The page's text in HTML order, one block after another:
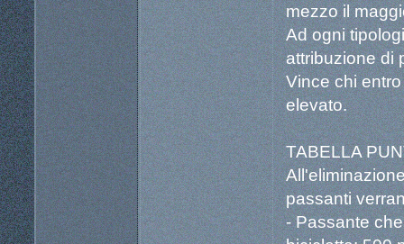
mezzo il
Ad ogni
attribuzione di
Vince chi
elevato.
TABELLA
passanti
- Passante